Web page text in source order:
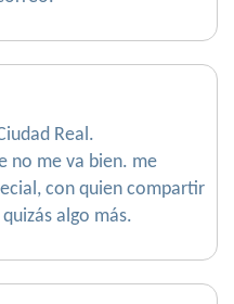
Real.
no me va bien. me
con quien compartir
algo más.